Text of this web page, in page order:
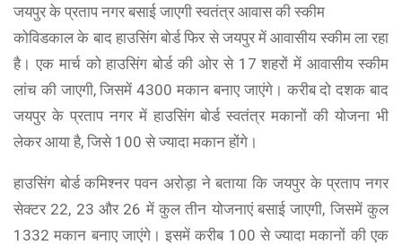
जयपुर के प्रताप नगर बसाई जाएगी स्वतंत्र आवास की स्कीम
कोविडकाल के बाद हाउसिंग बोर्ड फिर से जयपुर में आवासीय स्कीम ला रहा
है। एक मार्च को हाउसिंग बोर्ड की ओर से 17 शहरों में आवासीय स्कीम
लांच की जाएगी, जिसमें 4300 मकान बनाए जाएंगे। करीब दो दशक बाद
जयपुर के प्रताप नगर में हाउसिंग बोर्ड स्वतंत्र मकानों की योजना भी
लेकर आया है, जिसे 100 से ज्यादा मकान होंगे।
हाउसिंग बोर्ड कमिश्नर पवन अरोड़ा ने बताया कि जयपुर के प्रताप नगर
सेक्टर 22, 23 और 26 में कुल तीन योजनाएं बसाई जाएगी, जिसमें कुल
1332 मकान बनाए जाएंगे। इसमें करीब 100 से ज्यादा मकानों की एक